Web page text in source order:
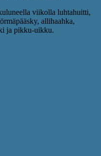
viikolla luhtahuitti,
allihaahka,
ja pikku-uikku.